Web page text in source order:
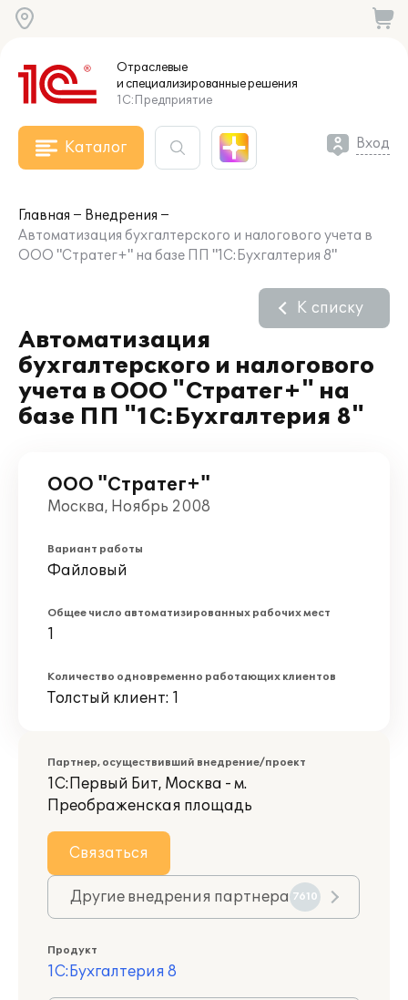
Отраслевые
и специализированныерешения
1С:Предприятие
Каталог Вход
Главная
Внедрения
Автоматизация бухгалтерского и налогового учета в
ООО "Стратег+" на базе ПП "1С:Бухгалтерия 8"
Автоматизация
бухгалтерского и налогового
учета в ООО "Стратег+" на
базе ПП "1С:Бухгалтерия 8"
К списку
ООО "Стратег+"
Москва, Ноябрь 2008
Вариант работы
Файловый
Общее число автоматизированных рабочих мест
1
Количество одновременно работающих клиентов
Толстый клиент: 1
Партнер, осуществивший внедрение/проект
1С:Первый Бит, Москва - м.
Преображенская площадь
Связаться
Другие внедрения партнера 7610
Продукт
1С:Бухгалтерия 8